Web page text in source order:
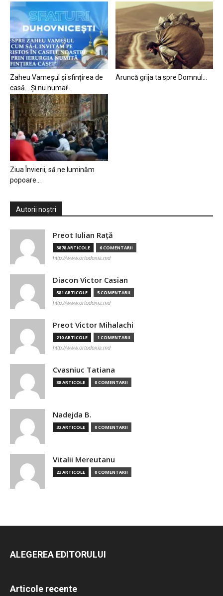
Zaheu Vameșul și sfințirea de
casă… Și nu numai!
Aruncă grija ta spre Domnul…
Ziua Învierii, să ne luminăm
popoare…
Autorii noștri
Preot Iulian Raţă
3878 ARTICOLE 6 COMENTARII
http://www.ortodoxia.md
Diacon Victor Casian
581 ARTICOLE 5 COMENTARII
http://www.ortodoxia.md
Preot Victor Mihalachi
210 ARTICOLE 1 COMENTARII
http://www.ortodoxia.md
Cvasniuc Tatiana
88 ARTICOLE 0 COMENTARII
Nadejda B.
32 ARTICOLE 0 COMENTARII
Vitalii Mereutanu
23 ARTICOLE 0 COMENTARII
ALEGEREA EDITORULUI
Articole recente